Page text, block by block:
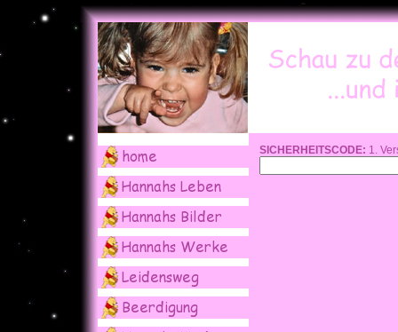
SICHERHEITSCODE: 1.